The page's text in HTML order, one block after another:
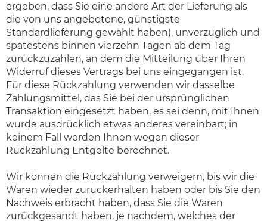
ergeben, dass Sie eine andere Art der Lieferung als
die von uns angebotene, günstigste
Standardlieferung gewählt haben), unverzüglich und
spätestens binnen vierzehn Tagen ab dem Tag
zurückzuzahlen, an dem die Mitteilung über Ihren
Widerruf dieses Vertrags bei uns eingegangen ist.
Für diese Rückzahlung verwenden wir dasselbe
Zahlungsmittel, das Sie bei der ursprünglichen
Transaktion eingesetzt haben, es sei denn, mit Ihnen
wurde ausdrücklich etwas anderes vereinbart; in
keinem Fall werden Ihnen wegen dieser
Rückzahlung Entgelte berechnet.
Wir können die Rückzahlung verweigern, bis wir die
Waren wieder zurückerhalten haben oder bis Sie den
Nachweis erbracht haben, dass Sie die Waren
zurückgesandt haben, je nachdem, welches der